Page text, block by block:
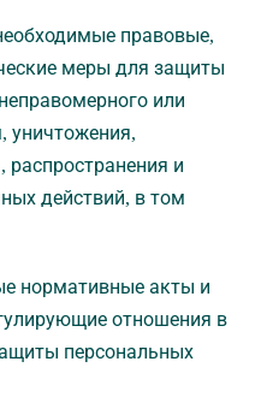
правовые,
меры для защиты
или
уничтожения,
распространения и
действий, в том
нормативные акты и
отношения в
персональных